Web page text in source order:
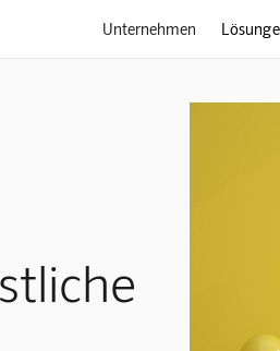
Unternehmen